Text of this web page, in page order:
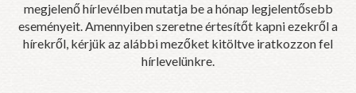
megjelenő hírlevélben mutatja be a hónap legjelentősebb
eseményeit. Amennyiben szeretne értesítőt kapni ezekről a
hírekről, kérjük az alábbi mezőket kitöltve iratkozzon fel
hírlevelünkre.